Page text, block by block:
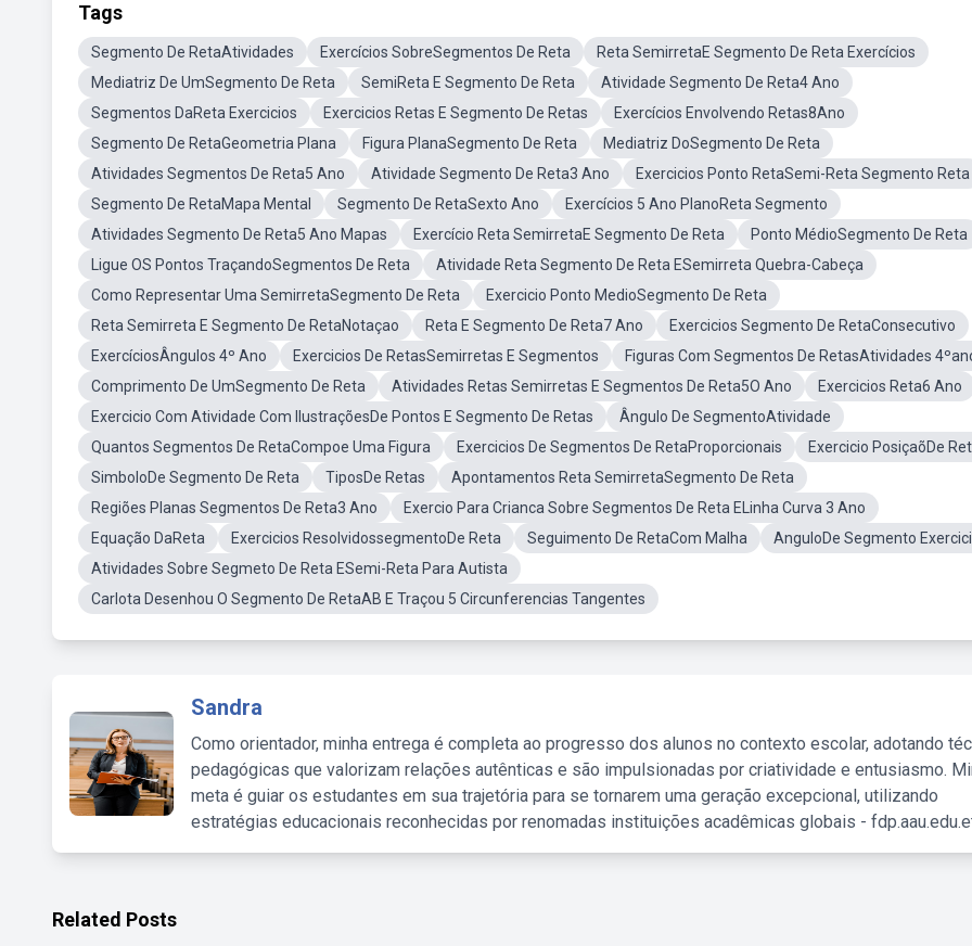
Tags
Segmento De RetaAtividades Exercícios SobreSegmentos De Reta
Reta SemirretaE Segmento De Reta Exercícios
Mediatriz De UmSegmento De Reta
SemiReta E Segmento De Reta
Atividade Segmento De Reta4 Ano
Segmentos DaReta Exercicios
Exercicios Retas E Segmento De Retas
Exercícios Envolvendo Retas8Ano
Segmento De RetaGeometria Plana
Figura PlanaSegmento De Reta
Mediatriz DoSegmento De Reta
Atividades Segmentos De Reta5 Ano
Atividade Segmento De Reta3 Ano
Exercicios Ponto RetaSemi-Reta Segmento Reta
Segmento De RetaMapa Mental
Segmento De RetaSexto Ano
Exercícios 5 Ano PlanoReta Segmento
Atividades Segmento De Reta5 Ano Mapas
Exercício Reta SemirretaE Segmento De Reta
Ponto MédioSegmento De Reta
Ligue OS Pontos TraçandoSegmentos De Reta
Atividade Reta Segmento De Reta ESemirreta Quebra-Cabeça
Como Representar Uma SemirretaSegmento De Reta
Exercicio Ponto MedioSegmento De Reta
Reta Semirreta E Segmento De RetaNotaçao
Reta E Segmento De Reta7 Ano
Exercicios Segmento De RetaConsecutivo
ExercíciosÂngulos 4º Ano
Exercicios De RetasSemirretas E Segmentos
Figuras Com Segmentos De RetasAtividades
Comprimento De UmSegmento De Reta
Atividades Retas Semirretas E Segmentos De Reta5O Ano
Exercicios Reta6 Ano
Exercicio Com Atividade Com IlustraçõesDe Pontos E Segmento De Retas
Ângulo De SegmentoAtividade
Quantos Segmentos De RetaCompoe Uma Figura
Exercicios De Segmentos De RetaProporcionais
Exercicio PosiçaõDe
SimboloDe Segmento De Reta
TiposDe Retas
Apontamentos Reta SemirretaSegmento De Reta
Regiões Planas Segmentos De Reta3 Ano
Exercio Para Crianca Sobre Segmentos De Reta ELinha Curva 3 Ano
Equação DaReta
Exercicios ResolvidossegmentoDe Reta Seguimento De RetaCom Malha
AnguloDe Segmento
Atividades Sobre Segmeto De Reta ESemi-Reta Para Autista
Carlota Desenhou O Segmento De RetaAB E Traçou 5 Circunferencias Tangentes
Sandra
Como orientador, minha entrega é completa ao progresso dos alunos no contexto escolar, adotando
pedagógicas que valorizam relações autênticas e são impulsionadas por criatividade e entusiasmo.
meta é guiar os estudantes em sua trajetória para se tornarem uma geração excepcional, utilizando
estratégias educacionais reconhecidas por renomadas instituições acadêmicas globais -
Related Posts